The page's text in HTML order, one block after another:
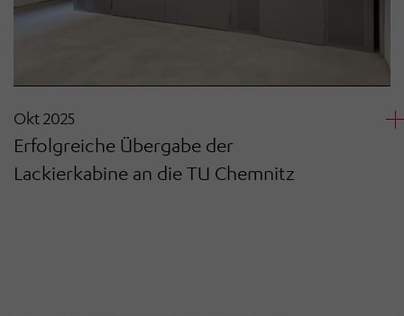
Okt 2025
Erfolgreiche Übergabe der
Lackierkabine an die TU Chemnitz